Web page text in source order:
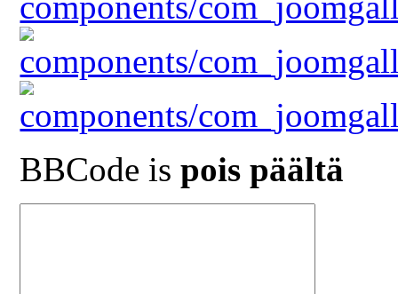
BBCode ispois päältä